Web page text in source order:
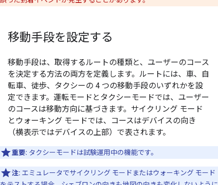
移動手段を設定する
移動手段は、取得するルートの種類と、ユーザーのコース
を決定する方法の両方を定義します。ルートには、車、自
転車、徒歩、タクシーの 4 つの移動手段のいずれかを設
定できます。運転モードとタクシーモードでは、ユーザー
のコースは移動方向に基づきます。サイクリング モード
とウォーキング モードでは、コースはデバイスの向き
（横表示ではデバイスの上部）で表されます。
重要: タクシーモードは試験運用中の機能です。
注: エミュレータでサイクリング モードまたはウォーキング モード